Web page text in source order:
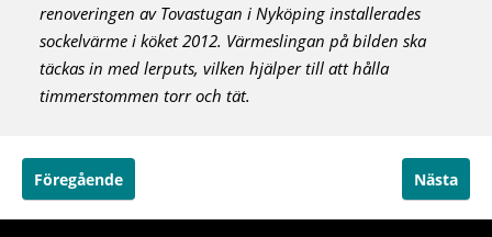
renoveringen av Tovastugan i Nyköping installerades
sockelvärme i köket 2012. Värmeslingan på bilden ska
täckas in med lerputs, vilken hjälper till att hålla
timmerstommen torr och tät.
Föregående Nästa